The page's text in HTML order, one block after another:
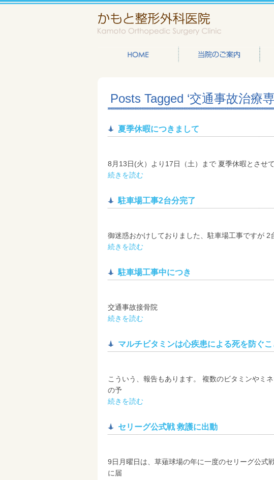
Posts Tagged ‘交通事故治療
夏季休暇につきまして
8月13日(火）より17日（土）まで 夏季休暇とさせ
続きを読む
駐車場工事2台分完了
御迷惑おかけしておりました、駐車場工事ですが
続きを読む
駐車場工事中につき
交通事故接骨院
続きを読む
マルチビタミンは心疾患による死を防ぐ
こういう、報告もあります。 複数のビタミンやミ
の予
続きを読む
セリーグ公式戦 救護に出動
9日月曜日は、草薙球場の年に一度のセリーグ公式
に届